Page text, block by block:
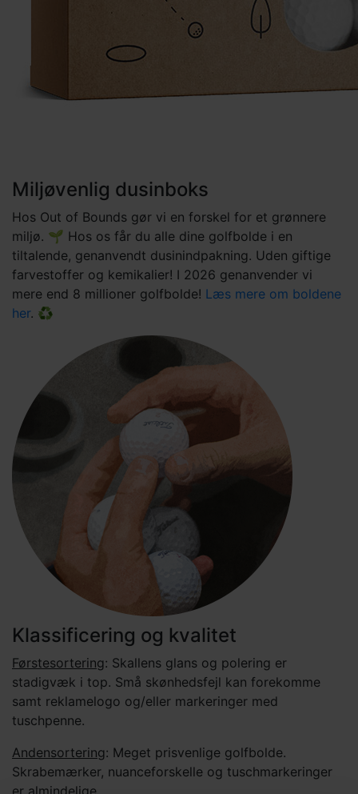
Miljøvenlig dusinboks
Hos Out of Bounds gør vi en forskel for et grønnere
miljø. 🌱 Hos os får du alle dine golfbolde i en
tiltalende, genanvendt dusinindpakning. Uden giftige
farvestoffer og kemikalier! I 2026 genanvender vi
mere end 8 millioner golfbolde! Læs mere om boldene
her. ♻
Klassificering og kvalitet
Førstesortering: Skallens glans og polering er
stadigvæk i top. Små skønhedsfejl kan forekomme
samt reklamelogo og/eller markeringer med
tuschpenne.
Andensortering: Meget prisvenlige golfbolde.
Skrabemærker, nuanceforskelle og tuschmarkeringer
er almindelige.